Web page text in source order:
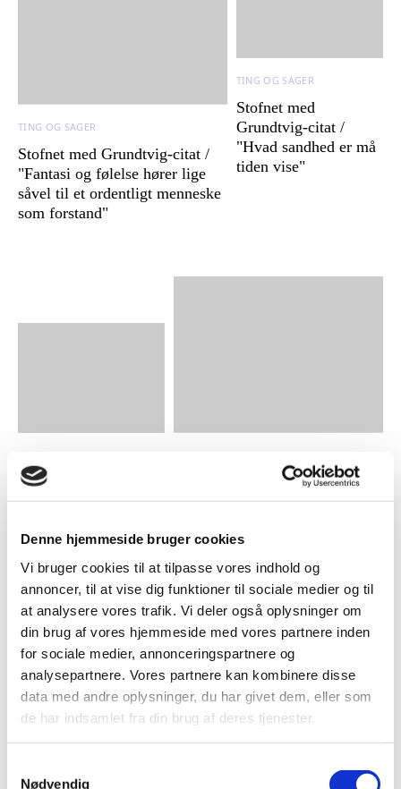
Denne hjemmeside bruger cookies
Vi bruger cookies til at tilpasse vores indhold og
annoncer, til at vise dig funktioner til sociale medier og til
at analysere vores trafik. Vi deler også oplysninger om
din brug af vores hjemmeside med vores partnere inden
for sociale medier, annonceringspartnere og
analysepartnere. Vores partnere kan kombinere disse
data med andre oplysninger, du har givet dem, eller som
de har indsamlet fra din brug af deres tjenester.
Nødvendig
TING OG SAGER
Stofnet med Grundtvig-citat /
"Fantasi og følelse hører lige
såvel til et ordentligt menneske
som forstand"
TING OG SAGER
Stofnet med
Grundtvig-citat /
"Hvad sandhed er må
tiden vise"
Stofnet med
Grundtvig-citat /
det nævner"
Har vi i grunden lov til det?
UDGIVELSER
(Gaveabonnement)